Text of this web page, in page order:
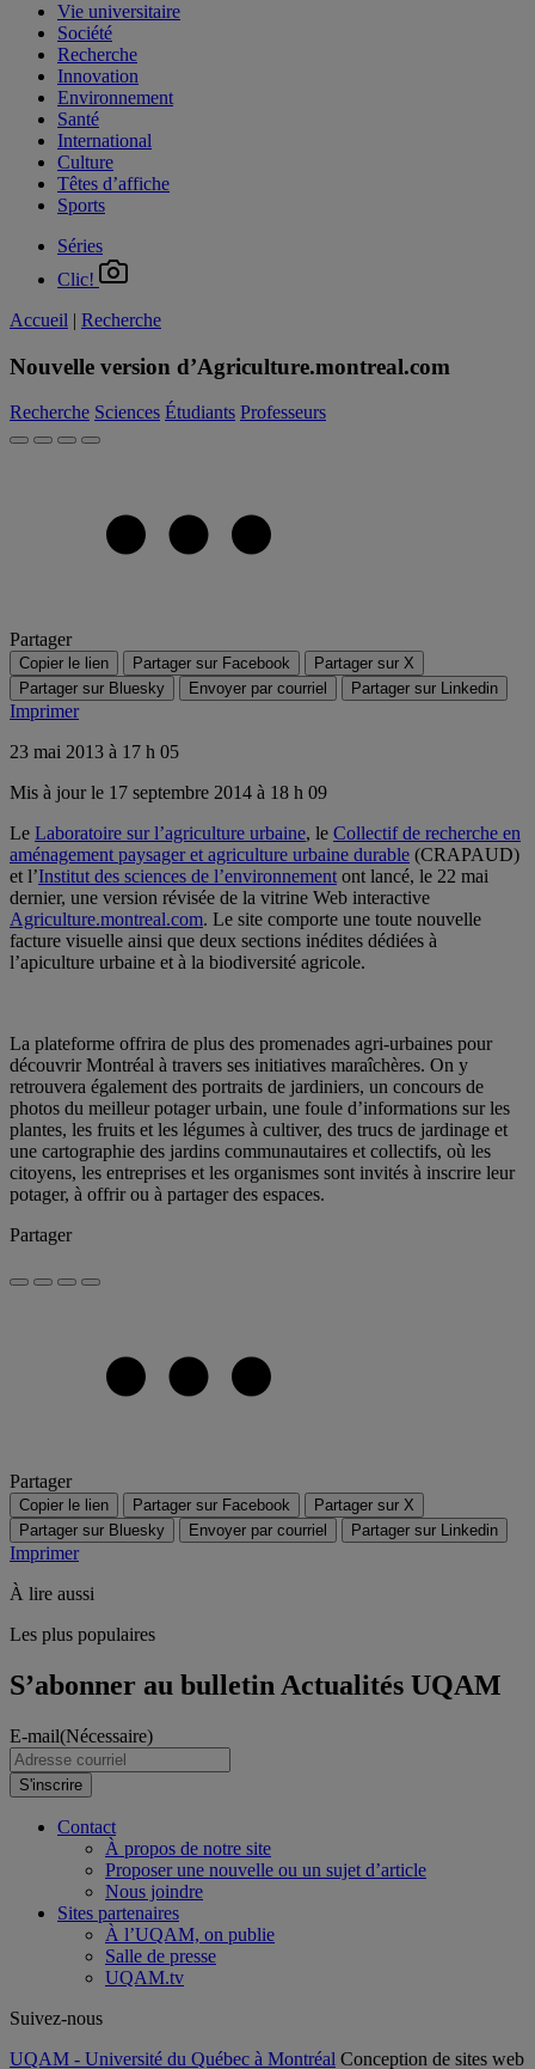
Vie universitaire
Société
Recherche
Innovation
Environnement
Santé
International
Culture
Têtes d’affiche
Sports
Séries
Clic!
Accueil | Recherche
Nouvelle version d’Agriculture.montreal.com
Recherche Sciences Étudiants Professeurs
Partager
Copier le lien Partager sur Facebook
Partager sur X
Partager sur Bluesky
Envoyer par courriel Partager sur Linkedin
Imprimer
23 mai 2013 à 17 h 05
Mis à jour le 17 septembre 2014 à 18 h 09
Le Laboratoire sur l’agriculture urbaine, le Collectif de recherche en
aménagement paysager et agriculture urbaine durable (CRAPAUD)
et l’Institut des sciences de l’environnementont lancé, le 22 mai
dernier, une version révisée de la vitrine Web interactive
Agriculture.montreal.com. Le site comporte une toute nouvelle
facture visuelle ainsi que deux sections inédites dédiées à
l’apiculture urbaine et à la biodiversité agricole.
La plateforme offrira de plus des promenades agri-urbaines pour
découvrir Montréal à travers ses initiatives maraîchères. On y
retrouvera également des portraits de jardiniers, un concours de
photos du meilleur potager urbain, une foule d’informations sur les
plantes, les fruits et les légumes à cultiver, des trucs de jardinage et
une cartographie des jardins communautaires et collectifs, où les
citoyens, les entreprises et les organismes sont invités à inscrire leur
potager, à offrir ou à partager des espaces.
Partager
Partager
Copier le lien Partager sur Facebook
Partager sur X
Partager sur Bluesky
Envoyer par courriel Partager sur Linkedin
Imprimer
À lire aussi
Les plus populaires
S’abonner au bulletin Actualités UQAM
E-mail(Nécessaire)
S'inscrire
Contact
À propos de notre site
Proposer une nouvelle ou un sujet d’article
Nous joindre
Sites partenaires
À l’UQAM, on publie
Salle de presse
UQAM.tv
Suivez-nous
UQAM - Université du Québec à Montréal Conception de sites web